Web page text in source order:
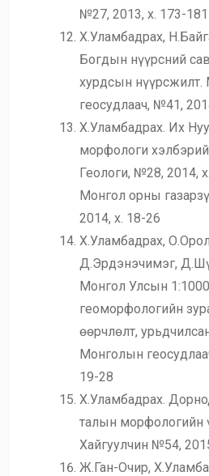
№27, 2013, х. 173-181
Х.Уламбадрах,
Богдын нүүрсний
хурдсын
геосудлаач, №41,
Х.Уламбадрах. Их
морфологи
Геологи, №28, 2014,
Монгол орны
2014, х. 18-26
Х.Уламбадрах,
Д.Эрдэнэчимэг,
Монгол Улсын
геоморфологийн
өөрчлөлт,
Монголын
19-28
Х.Уламбадрах.
талын морфологийн
Хайгуулчин №54,
Ж.Ган-Очир,